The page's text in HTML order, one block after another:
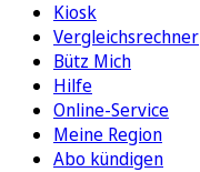
Kiosk
Vergleichsrechner
Bütz Mich
Hilfe
Online-Service
Meine Region
Abo kündigen